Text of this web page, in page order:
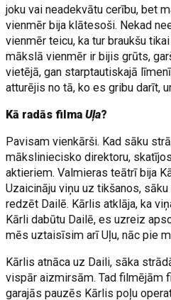
joku vai neadekvātu cerību, bet
vienmēr bija klātesoši. Nekad
vienmēr teicu, ka tur braukšu
mākslā vienmēr ir bijis grūts,
vietējā, gan starptautiskajā
atturējis no tā, ko es gribu darīt,
Kā radās filmaUļa?
Pavisam vienkārši. Kad sāku
māksliniecisko direktoru,
aktieriem. Valmieras teātrī bija
Uzaicināju viņu uz tikšanos,
redzēt Dailē. Kārlis atklāja, ka
Kārli dabūtu Dailē, es uzreiz
mēs uztaisīsim arī Uļu, nāc pie
Kārlis atnāca uz Daili, sāka
vispār aizmirsām. Tad filmējām
garajās pauzēs Kārlis poļu